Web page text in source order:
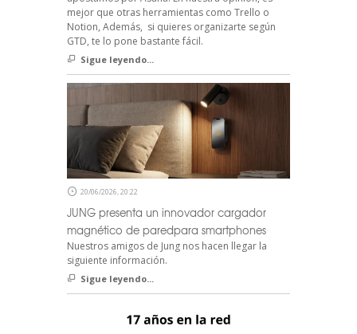
mejor que otras herramientas como Trello o
Notion, Además, si quieres organizarte según
GTD, te lo pone bastante fácil.
Sigue leyendo...
20/06/2026, 20:22
JUNG presenta un innovador cargador
magnético de paredpara smartphones
Nuestros amigos de Jung nos hacen llegar la
siguiente información.
Sigue leyendo...